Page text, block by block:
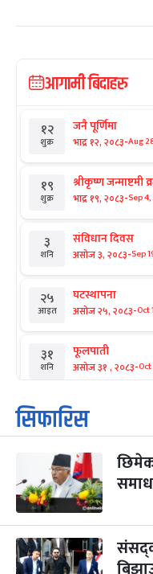
आगामी बिदाहरु
१२
शुक्र
जनै पूर्णिमा
भाद्र १२, २०८३-Aug
१९
शुक्र
श्रीकृष्ण जन्माष्टमी
भाद्र १९, २०८३-Sep
३
शनि
संविधान दिवस
असोज ३, २०८३-Sep
२५
आइत
घटस्थापना
असोज २५, २०८३-Oct
३१
शनि
फूलपाती
असोज ३१ , २०८३-Oct
१
आइत
कार्तिक सङ्क्रान्ति
कार्तिक १, २०८३
३
मंगल
महानवमी
कार्तिक ३, २०८३-Oct
४
बुध कार्तिक ४, २०८३
सिफारिस